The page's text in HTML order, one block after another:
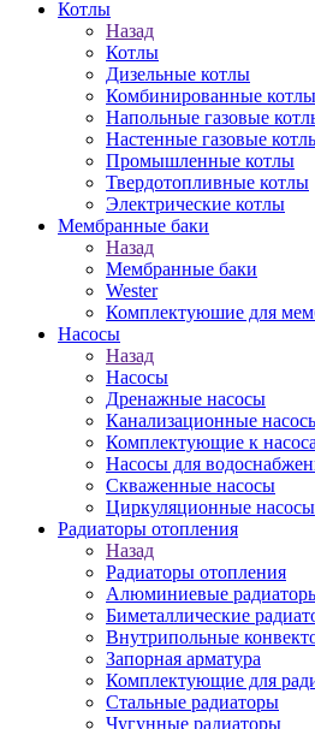
Котлы
Назад
Котлы
Дизельные котлы
Комбинированные котлы
Напольные газовые
Настенные газовые
Промышленные котлы
Твердотопливные котлы
Электрические котлы
Мембранные баки
Назад
Мембранные баки
Wester
Комплектуюшие для
Насосы
Назад
Насосы
Дренажные насосы
Канализационные
Комплектующие к
Насосы для
Скваженные насосы
Циркуляционные насосы
Радиаторы отопления
Назад
Радиаторы отопления
Алюминиевые
Биметаллические
Внутрипольные
Запорная арматура
Комплектующие для
Стальные радиаторы
Чугунные радиаторы